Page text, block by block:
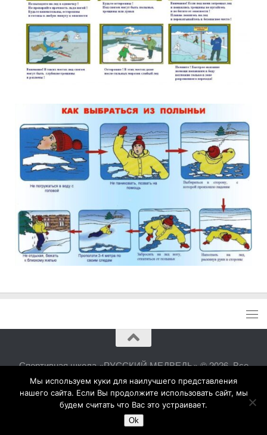
Спортивная школа «РУССКИЙ МЕДВЕДЬ» © 2026. Все
права защищены.
Мы используем куки для наилучшего представления
нашего сайта. Если Вы продолжите использовать сайт, мы
будем считать что Вас это устраивает.
Ok